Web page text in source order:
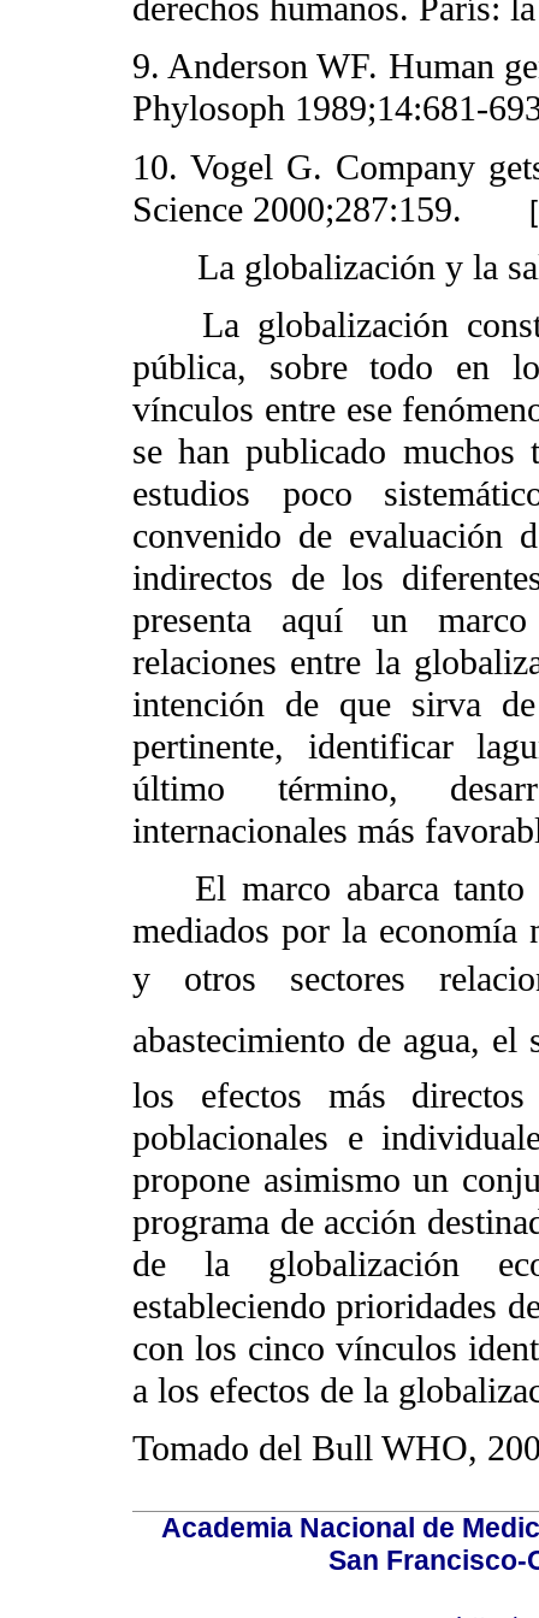
derechos humanos. París:
9. Anderson WF. Human
Phylosoph 1989;14:681-
10. Vogel G. Company
Science 2000;287:159.
La globalización y la
La globalización
pública, sobre todo en
vínculos entre ese
se han publicado muchos
estudios poco
convenido de evaluación
indirectos de los
presenta aquí un
relaciones entre la
intención de que sirva
pertinente, identificar
último término,
internacionales más
El marco abarca tanto
mediados por la economía
y otros sectores
abastecimiento de agua, el
los efectos más
poblacionales e
propone asimismo un
programa de acción
de la globalización
estableciendo prioridades
con los cinco vínculos
a los efectos de la
Tomado del Bull WHO,
Academia Nacional de
San Francisco-